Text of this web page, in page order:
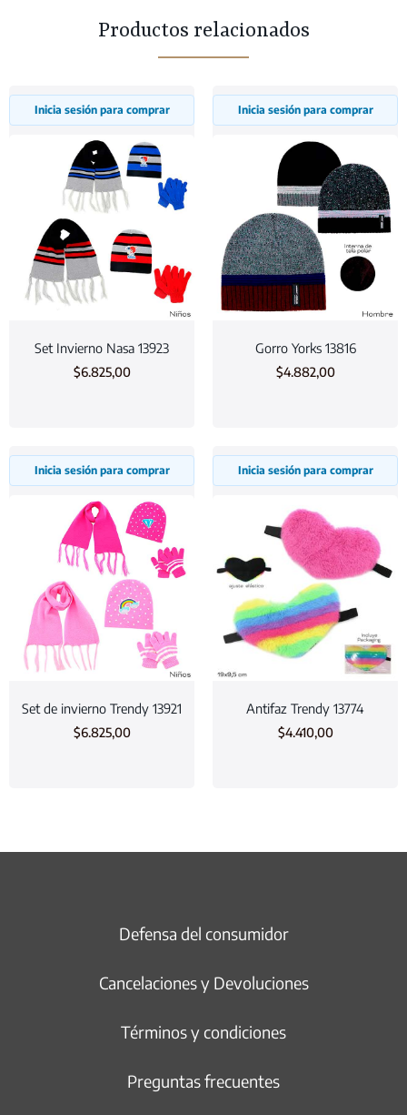
Productos relacionados
Inicia sesión para comprar
Set Invierno Nasa 13923
$6.825,00
Inicia sesión para comprar
Gorro Yorks 13816
$4.882,00
Inicia sesión para comprar
Set de invierno Trendy 13921
$6.825,00
Inicia sesión para comprar
Antifaz Trendy 13774
$4.410,00
Defensa del consumidor
Cancelaciones y Devoluciones
Términos y condiciones
Preguntas frecuentes